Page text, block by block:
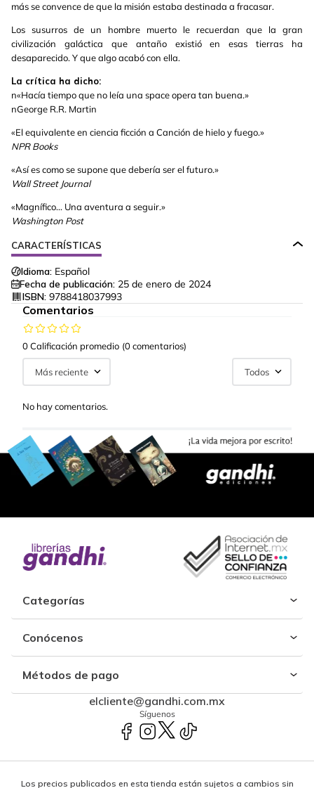
más se convence de que la misión estaba destinada a fracasar.
Los susurros de un hombre muerto le recuerdan que la gran
civilización galáctica que antaño existió en esas tierras ha
desaparecido. Y que algo acabó con ella.
La crítica ha dicho:
n«Hacía tiempo que no leía una space opera tan buena.»
nGeorge R.R. Martin
«El equivalente en ciencia ficción a Canción de hielo y fuego.»
NPR Books
«Así es como se supone que debería ser el futuro.»
Wall Street Journal
«Magnífico... Una aventura a seguir.»
Washington Post
CARACTERÍSTICAS
Idioma: Español
Fecha de publicación: 25 de enero de 2024
ISBN: 9788418037993
Comentarios
0 Calificación promedio (0 comentarios)
Más reciente Todos
No hay comentarios.
Categorías
Conócenos
Métodos de pago
elcliente@gandhi.com.mx
Síguenos
Los precios publicados en esta tienda están sujetos a cambios sin